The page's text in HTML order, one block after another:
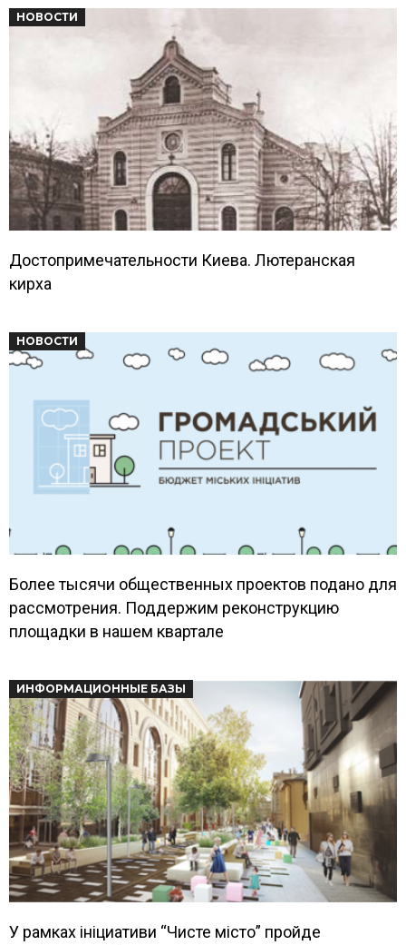
НОВОСТИ
Достопримечательности Киева. Лютеранская
кирха
НОВОСТИ
Более тысячи общественных проектов подано для
рассмотрения. Поддержим реконструкцию
площадки в нашем квартале
ИНФОРМАЦИОННЫЕ БАЗЫ
У рамках ініциативи “Чисте місто” пройде